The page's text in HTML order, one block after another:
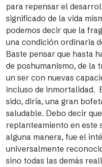
para repensar el
significado de la vida
podemos decir que la
una condición ordinaria
Baste pensar que hasta
de poshumanismo, de la
un ser con nuevas
incluso de inmortalidad.
sido, diría, una gran
saludable. Debo decir
replanteamiento en este
alguna manera, fue el
universalmente
sino todas las demás